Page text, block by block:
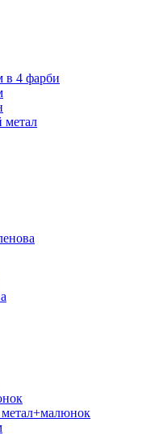
в 4 фарби
метал